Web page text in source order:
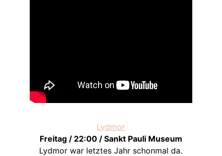
Lydmor
Freitag / 22:00 / Sankt Pauli Museum
Lydmor war letztes Jahr schonmal da.